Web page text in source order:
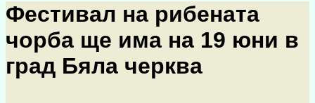
Фестивал на рибената
чорба ще има на 19 юни в
град Бяла черква